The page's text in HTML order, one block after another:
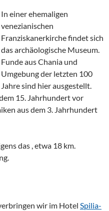
In einer ehemaligen
venezianischen
Franziskanerkirche findet sich
das archäologische Museum.
Funde aus Chania und
Umgebung der letzten 100
Jahre sind hier ausgestellt.
15. Jahrhundert vor
aus dem 3. Jahrhundert
das , etwa 18 km.
wir im Hotel Spilia-